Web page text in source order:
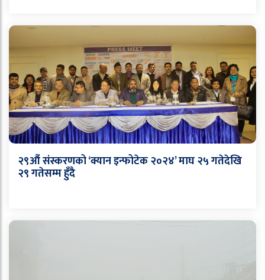
२९औं संस्करणको ‘क्यान इन्फोटेक २०२४’ माघ २५ गतेदेखि
२९ गतेसम्म हुँदै